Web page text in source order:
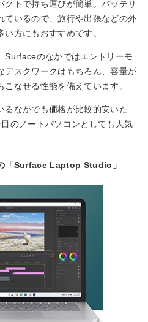
クトで持ち運びが簡単。バッテリ
ているので、旅行や出張などの外
方にもおすすめです。
Surfaceのなかではエントリーモ
デスクワークはもちろん、容量が
なせる性能を備えています。
るなかでも価格が比較的安いた
のノートパソコンとしても人気
「Surface Laptop Studio」